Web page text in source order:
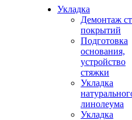
Укладка
Демонтаж
покрытий
Подготовка
основания,
устройство
стяжки
Укладка
линолеума
Укладка